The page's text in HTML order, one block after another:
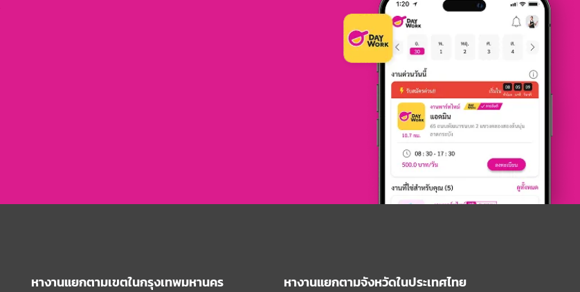
หางานแยกตามเขตในกรุงเทพมหานคร หางานแยกตามจังหวัดในประเทศไทย